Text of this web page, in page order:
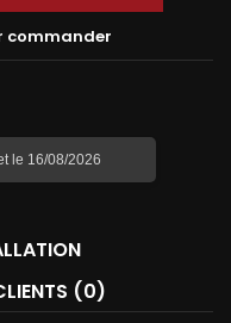
commander
le 16/08/2026
(0)